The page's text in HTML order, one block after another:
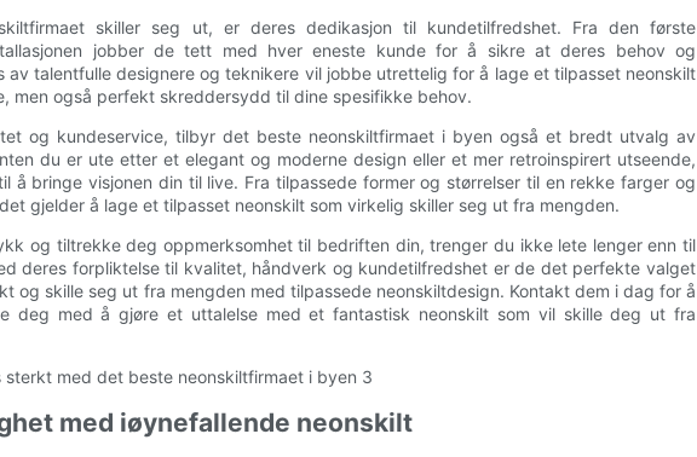
skiller seg ut, er deres dedikasjon til kundetilfredshet. Fra den første
jobber de tett med hver eneste kunde for å sikre at deres behov og
av talentfulle designere og teknikere vil jobbe utrettelig for å lage et tilpasset neonskilt
men også perfekt skreddersydd til dine spesifikke behov.
og kundeservice, tilbyr det beste neonskiltfirmaet i byen også et bredt utvalg av
du er ute etter et elegant og moderne design eller et mer retroinspirert utseende,
å bringe visjonen din til live. Fra tilpassede former og størrelser til en rekke farger og
gjelder å lage et tilpasset neonskilt som virkelig skiller seg ut fra mengden.
og tiltrekke deg oppmerksomhet til bedriften din, trenger du ikke lete lenger enn til
deres forpliktelse til kvalitet, håndverk og kundetilfredshet er de det perfekte valget
og skille seg ut fra mengden med tilpassede neonskiltdesign. Kontakt dem i dag for å
deg med å gjøre et uttalelse med et fantastisk neonskilt som vil skille deg ut fra
med iøynefallende neonskilt